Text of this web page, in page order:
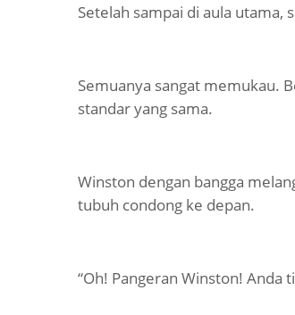
Setelah sampai di aula
Semuanya sangat memukau.
standar yang sama.
Winston dengan bangga
tubuh condong ke depan.
“Oh! Pangeran Winston! Anda